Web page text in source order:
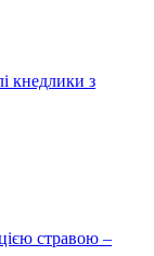
кнедлики з
стравою –